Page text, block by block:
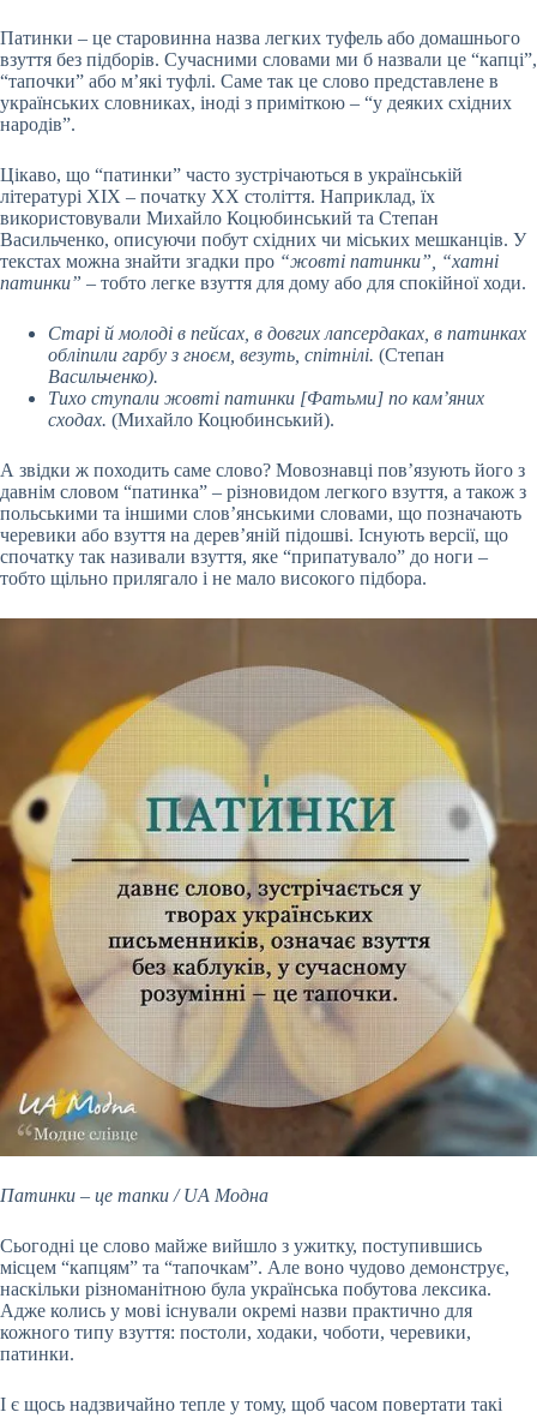
Патинки – це старовинна назва легких туфель або домашнього
взуття без підборів. Сучасними словами ми б назвали це “капці”,
“тапочки” або м’які туфлі. Саме так це слово представлене в
українських словниках, іноді з приміткою – “у деяких східних
народів”.
Цікаво, що “патинки” часто зустрічаються в українській
літературі XIX – початку XX століття. Наприклад, їх
використовували Михайло Коцюбинський та Степан
Васильченко, описуючи побут східних чи міських мешканців. У
текстах можна знайти згадки про “жовті патинки”, “хатні
патинки” – тобто легке взуття для дому або для спокійної ходи.
Старі й молоді в пейсах, в довгих лапсердаках, в патинках
обліпили гарбу з гноєм, везуть, спітнілі. (Степан
Васильченко).
Тихо ступали жовті патинки [Фатьми] по кам’яних
сходах. (Михайло Коцюбинський).
А звідки ж походить саме слово? Мовознавці пов’язують його з
давнім словом “патинка” – різновидом легкого взуття, а також з
польськими та іншими слов’янськими словами, що позначають
черевики або взуття на дерев’яній підошві. Існують версії, що
спочатку так називали взуття, яке “припатувало” до ноги –
тобто щільно прилягало і не мало високого підбора.
Патинки – це тапки / UA Модна
Сьогодні це слово майже вийшло з ужитку, поступившись
місцем “капцям” та “тапочкам”. Але воно чудово демонструє,
наскільки різноманітною була українська побутова лексика.
Адже колись у мові існували окремі назви практично для
кожного типу взуття: постоли, ходаки, чоботи, черевики,
патинки.
І є щось надзвичайно тепле у тому, щоб часом повертати такі